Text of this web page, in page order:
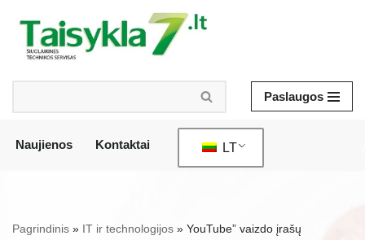
Pereiti
prie
turinio
Paslaugos
Naujienos Kontaktai LT
Pagrindinis » IT ir technologijos » YouTube” vaizdo įrašų